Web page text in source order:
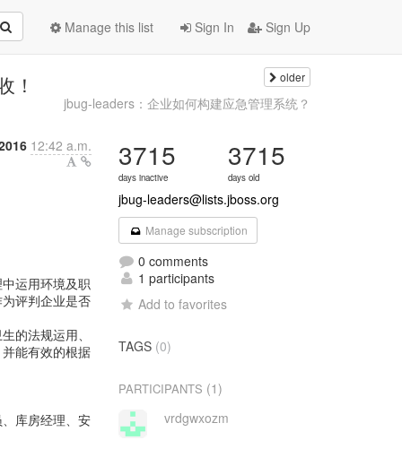
Sign In Sign Up
Manage this list
！ older
jbug-leaders：企业如何构建应急管理系统？
12:42 a.m.
运用环境及职
评判企业是否
的法规运用、
能有效的根据
库房经理、安
3715
days inactive
3715
days old
jbug-leaders@lists.jboss.org
Manage subscription
0 comments
1 participants
Add to favorites
TAGS (0)
PARTICIPANTS (1)
vrdgwxozm